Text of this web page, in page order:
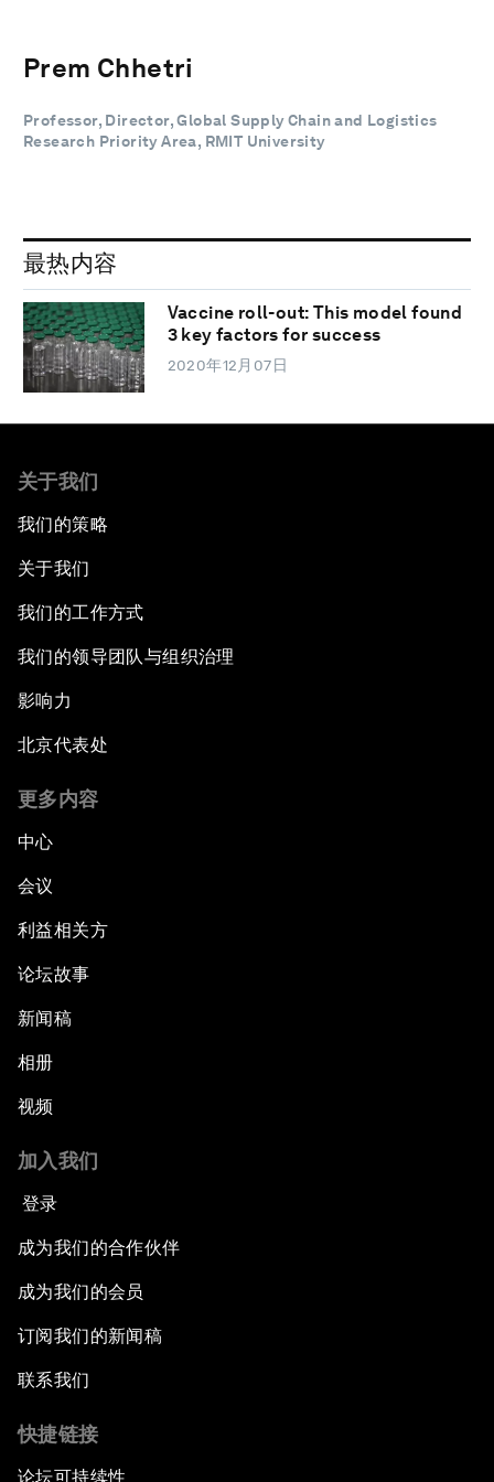
Prem Chhetri
Professor, Director, Global Supply Chain and Logistics
Research Priority Area, RMIT University
最热内容
Vaccine roll-out: This model found
3 key factors for success
2020年12月07日
关于我们
我们的策略
关于我们
我们的工作方式
我们的领导团队与组织治理
影响力
北京代表处
更多内容
中心
会议
利益相关方
论坛故事
新闻稿
相册
视频
加入我们
登录
成为我们的合作伙伴
成为我们的会员
订阅我们的新闻稿
联系我们
快捷链接
论坛可持续性